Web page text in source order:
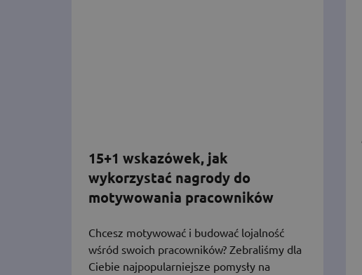
15+1 wskazówek, jak
wykorzystać nagrody do
motywowania pracowników
Chcesz motywować i budować lojalność
wśród swoich pracowników? Zebraliśmy dla
Ciebie najpopularniejsze pomysły na